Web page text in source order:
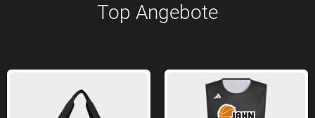
Top Angebote